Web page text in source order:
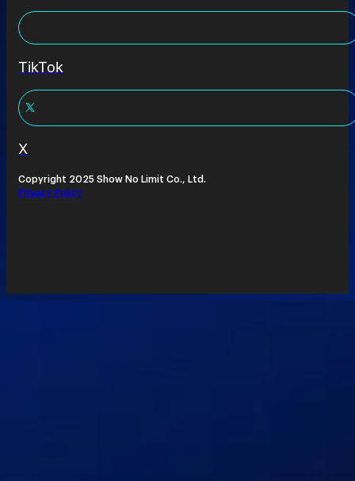
TikTok
X
Copyright 2025 Show No Limit Co., Ltd.
Privacy Policy